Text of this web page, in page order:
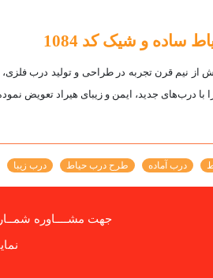
و شیک کد 1084
از نیم قرن تجربه در طراحی و تولید درب‌
جدید، ایمن و زیبای هیراد تعویض نموده و از امنیت و
درب آماده طرح درب حیاط درب زیبا
جهت مشــــاوره